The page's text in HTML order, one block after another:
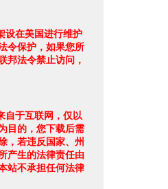
设在美国进行维护
令保护，如果您所
邦法令禁止访问，
自于互联网，仅以
目的，您下载后需
，若违反国家、州
产生的法律责任由
站不承担任何法律